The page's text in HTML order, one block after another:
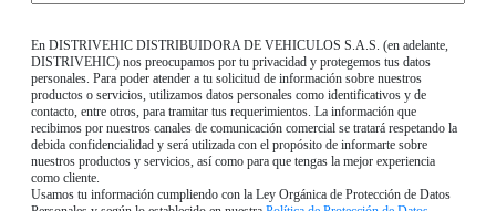
En DISTRIVEHIC DISTRIBUIDORA DE VEHICULOS S.A.S. (en adelante,
DISTRIVEHIC) nos preocupamos por tu privacidad y protegemos tus datos
personales. Para poder atender a tu solicitud de información sobre nuestros
productos o servicios, utilizamos datos personales como identificativos y de
contacto, entre otros, para tramitar tus requerimientos. La información que
recibimos por nuestros canales de comunicación comercial se tratará respetando la
debida confidencialidad y será utilizada con el propósito de informarte sobre
nuestros productos y servicios, así como para que tengas la mejor experiencia
como cliente.
Usamos tu información cumpliendo con la Ley Orgánica de Protección de Datos